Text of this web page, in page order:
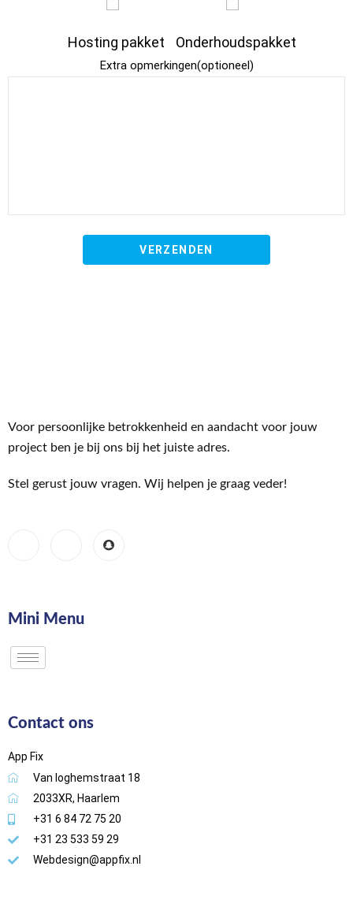
Hosting pakket Onderhoudspakket
Extra opmerkingen(optioneel)
Voor persoonlijke betrokkenheid en aandacht voor jouw
project ben je bij ons bij het juiste adres.
Stel gerust jouw vragen. Wij helpen je graag veder!
Mini Menu
Contact ons
App Fix
Van loghemstraat 18
2033XR, Haarlem
+31 6 84 72 75 20
+31 23 533 59 29
Webdesign@appfix.nl